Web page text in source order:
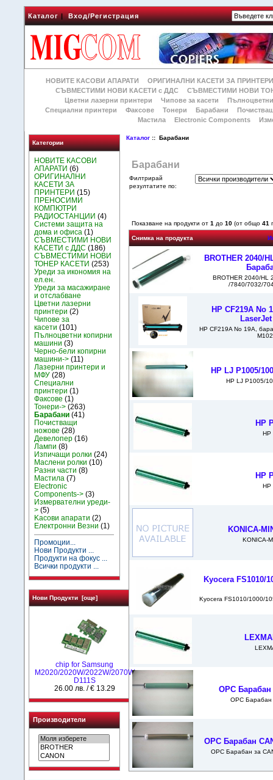
Каталог|Вход/Регистрация
НОВИТЕ КАСОВИ АПАРАТИ
ОРИГИНАЛНИ КАСЕТИ ЗА
СЪВМЕСТИМИ НОВИ КАСЕТИ с ДДС
СЪВМЕСТИМИ НОВИ
Цветни лазерни принтери
Чипове за касети
Специални принтери
Факсове Тонери Барабани
Мастила
Electronic Components
Категории
НОВИТЕ КАСОВИ
АПАРАТИ (6)
ОРИГИНАЛНИ
КАСЕТИ ЗА
ПРИНТЕРИ (15)
ПРЕНОСИМИ
КОМПЮТРИ
РАДИОСТАНЦИИ (4)
Системи защита на
дома и офиса (1)
СЪВМЕСТИМИ НОВИ
КАСЕТИ с ДДС (186)
СЪВМЕСТИМИ НОВИ
ТОНЕР КАСЕТИ (253)
Уреди за икономия на
ел.ен.
Уреди за масажиране
и отслабване
Цветни лазерни
принтери (2)
Чипове за
касети (101)
Пълноцветни копирни
машини (3)
Черно-бели копирни
машини-> (11)
Лазерни принтери и
МФУ (28)
Специални
принтери (1)
Факсове (1)
Тонери-> (263)
Барабани (41)
Почистващи
ножове (28)
Девелопер (16)
Лампи (8)
Изпичащи ролки (24)
Маслени ролки (10)
Разни части (8)
Мастила (7)
Electronic
Components-> (3)
Измервателни уреди-
> (5)
Kасови апарати (2)
Електронни Везни (1)
Промоции...
Нови Продукти ...
Продукти на фокус ...
Всички продукти ...
Нови Продукти [още]
chip for Samsung
M2020/2020W/2022W/2070W
D111S
26.00 лв. / € 13.29
Производители
Каталог :: Барабани
Барабани
Филтрирай
резултатите по:
Показване на продукти от 1 до 10(от общо 41
Снимка на продукта
BROTHER 2040/
BROTHER 2040/HL
/7840/7032/
HP CF219A No
HP CF219A No 19A,
HP LJ P1005/
HP LJ P1005/
HP
HP
HP
HP
KONICA-
KONICA-
Kyocera FS1010/
Kyocera FS1010/1000/
OPC Барабан
OPC Барабан
OPC Барабан
OPC Барабан за